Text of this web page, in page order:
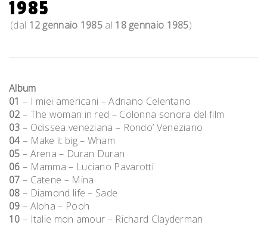
1985
(dal 12 gennaio 1985 al 18 gennaio 1985)
Album
01 – I miei americani – Adriano Celentano
02 – The woman in red – Colonna sonora del film
03 – Odissea veneziana – Rondo’ Veneziano
04– Make it big – Wham
05 – Arena – Duran Duran
06 – Mamma – Luciano Pavarotti
07 – Catene – Mina
08 – Diamond life – Sade
09 – Aloha – Pooh
10 – Italie mon amour – Richard Clayderman